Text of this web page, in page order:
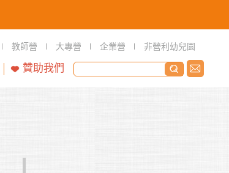
教師營 大專營 企業營 非營利幼兒園
贊助我們